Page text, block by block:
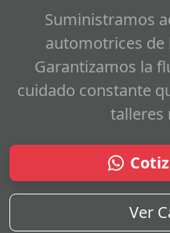
Suministramos
automotrices de
Garantizamos la
cuidado constante
talleres
Ver